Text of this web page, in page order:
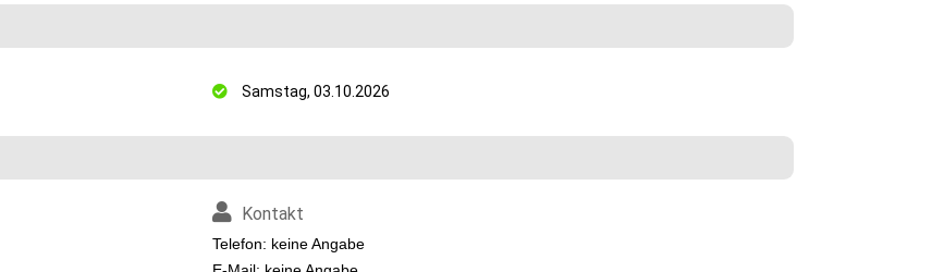
Samstag, 03.10.2026
Kontakt
Telefon: keine Angabe